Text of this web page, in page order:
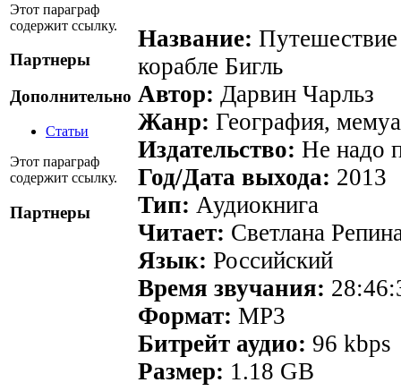
Этот параграф
содержит ссылку.
Партнеры
Дополнительно
Статьи
Этот параграф
содержит ссылку.
Партнеры
Название: Путешествие
корабле Бигль
Автор: Дарвин Чарльз
Жанр: География,
Издательство: Не надо
Год/Дата выхода: 2013
Тип: Аудиокнига
Читает: Светлана
Язык: Российский
Время звучания:
Формат: MP3
Битрейт аудио: 96 kbps
Размер: 1.18 GB